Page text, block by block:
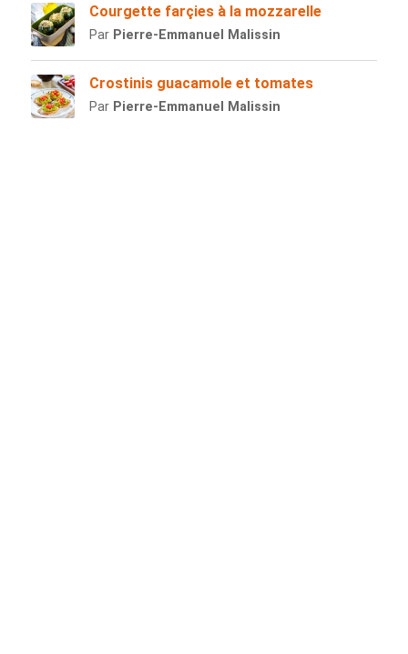
Courgette farçies à la mozzarelle
Par Pierre-Emmanuel Malissin
Crostinis guacamole et tomates
Par Pierre-Emmanuel Malissin